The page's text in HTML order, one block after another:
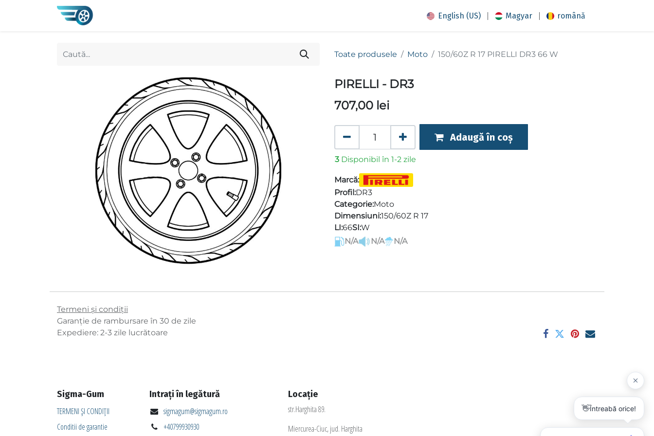
English (US) | Magyar | română
Toate produsele Moto 150/60Z R 17 PIRELLI DR3 66 W
PIRELLI - DR3
707,00 lei
Adaugă în coș
3 Disponibil în 1-2 zile
Marcă:
Profil:DR3
Categorie:Moto
Dimensiuni:150/60Z R 17
LI:66SI:W
N/A
N/A N/A
Termeni și condiții
Garanție de rambursare în 30 de zile
Expediere: 2-3 zile lucrătoare
Sigma-Gum
TERMENI ȘI CONDIȚII
Conditii de garantie
Intrați în legătură
sigmagum@sigmagum.ro
+40799930930
Locație
str.Harghita 89.
Miercurea-Ciuc, jud. Harghita